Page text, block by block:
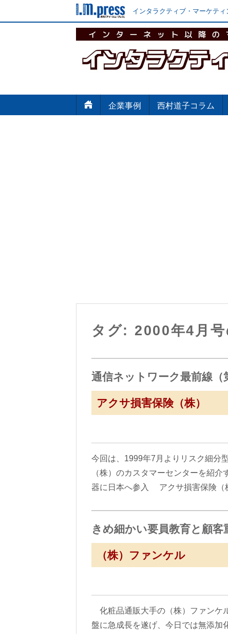
インタラクティブ・マーケテ
企業事例 西村道子コラム
タグ: 2000年4月号
通信ネットワーク最前線（
アクサ損害保険（株）
今回は、1999年7月よりリスク細分
（株）のカスタマーセンターを紹
器に日本へ参入 アクサ損害保険（
きめ細かい要員教育と顧
（株）ファンケル
化粧品通販大手の（株）ファンケ
盤に急成長を遂げ、今日では無添